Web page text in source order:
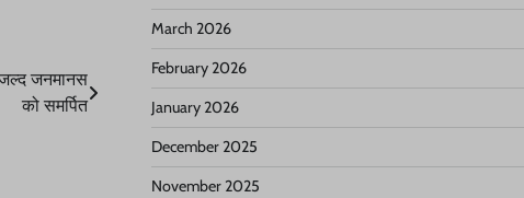
जनमानस
को समर्पित
March 2026
February 2026
January 2026
December 2025
November 2025